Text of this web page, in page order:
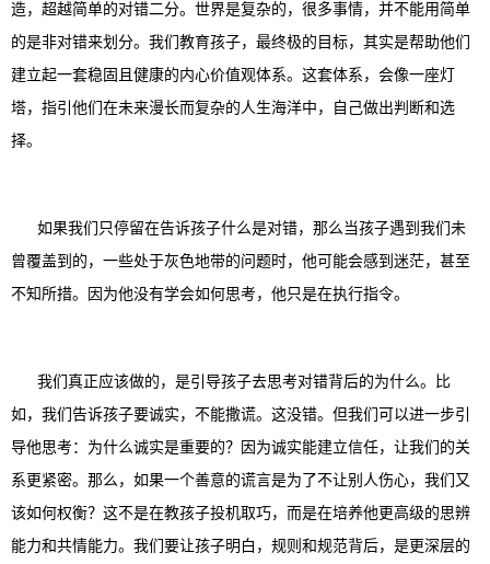
造，超越简单的对错二分。世界是复杂的，很多事情，并不能用简单
的是非对错来划分。我们教育孩子，最终极的目标，其实是帮助他们
建立起一套稳固且健康的内心价值观体系。这套体系，会像一座灯
塔，指引他们在未来漫长而复杂的人生海洋中，自己做出判断和选
择。
如果我们只停留在告诉孩子什么是对错，那么当孩子遇到我们未
曾覆盖到的，一些处于灰色地带的问题时，他可能会感到迷茫，甚至
不知所措。因为他没有学会如何思考，他只是在执行指令。
我们真正应该做的，是引导孩子去思考对错背后的为什么。比
如，我们告诉孩子要诚实，不能撒谎。这没错。但我们可以进一步引
导他思考：为什么诚实是重要的？因为诚实能建立信任，让我们的关
系更紧密。那么，如果一个善意的谎言是为了不让别人伤心，我们又
该如何权衡？这不是在教孩子投机取巧，而是在培养他更高级的思辨
能力和共情能力。我们要让孩子明白，规则和规范背后，是更深层的